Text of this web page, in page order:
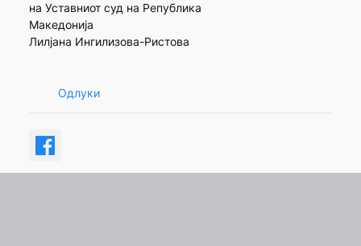
на Уставниот суд на Република
Македонија
Лилјана Ингилизова-Ристова
Одлуки